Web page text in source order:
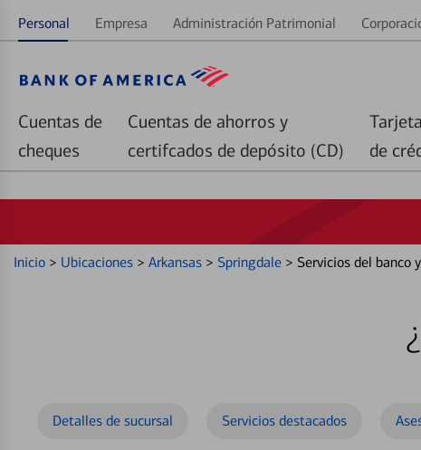
Personal Empresa Administración Patrimonial
Cuentas de
cheques
Cuentas de ahorros y
certifcados de depósito (CD)
de
Inicio > Ubicaciones > Arkansas > Springdale > Servicios del banco
Detalles de sucursal Servicios destacados